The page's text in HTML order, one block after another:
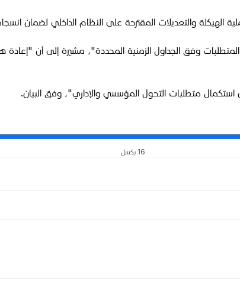
الهيكلة والتعديلات المقترحة على النظام الداخلي لضمان
وفق الجداول الزمنية المحددة"، مشيرة إلى أن
متطلبات التحول المؤسسي والإداري"، وفق البيان.
16 بكسل